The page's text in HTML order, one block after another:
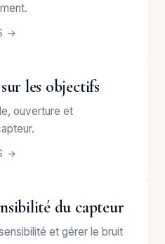
→
les objectifs
ouverture et
→
du capteur
et gérer le bruit